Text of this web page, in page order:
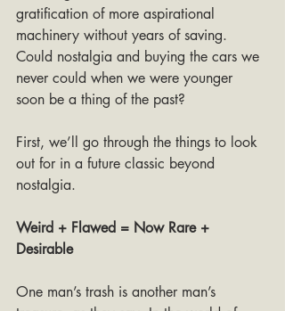
gratification of more aspirational
machinery without years of saving.
Could nostalgia and buying the cars we
never could when we were younger
soon be a thing of the past?
First, we’ll go through the things to look
out for in a future classic beyond
nostalgia.
Weird + Flawed = Now Rare +
Desirable
One man’s trash is another man’s